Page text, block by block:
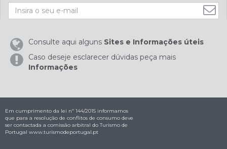
Consulte aqui alguns Sites e Informações úteis
Caso deseje esclarecer dúvidas peça mais
Informações
Em cumprimento da lei nº 144/2015 informamos
que para a resolução de conflitos de consumo deve
ser contactada a comissão arbitral do Turismo de
Portugal www.turismodeportugal.pt